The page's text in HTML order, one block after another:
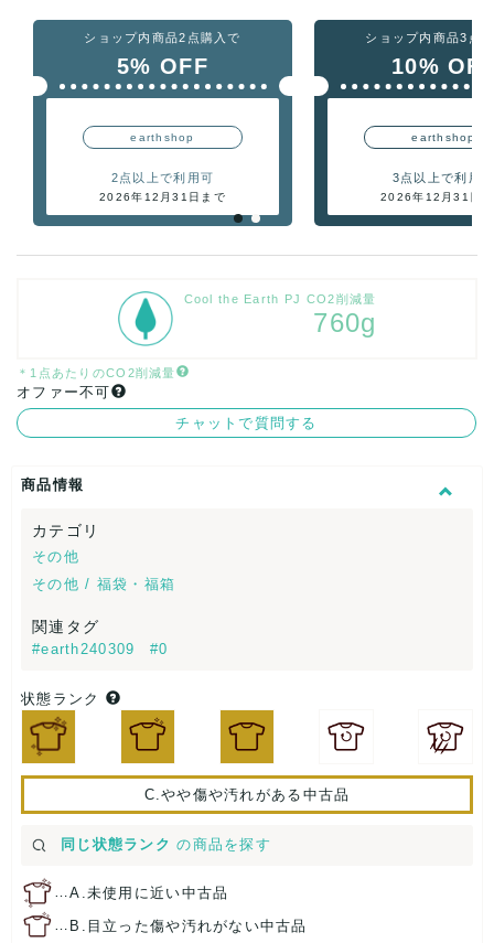
ショップ内商品2点購入で
5% OFF
earthshop
2点以上で利用可
2026年12月31日まで
ショップ内商品3点
10%
earthshop
3点以上で利用
2026年12月31日
Cool the Earth PJ CO2削減量
760g
＊1点あたりのCO2削減量
オファー不可
チャットで質問する
商品情報
カテゴリ
その他
その他 / 福袋・福箱
関連タグ
#earth240309 #0
状態ランク
C.やや傷や汚れがある中古品
同じ状態ランク の商品を探す
…A.未使用に近い中古品
… B.目立った傷や汚れがない中古品